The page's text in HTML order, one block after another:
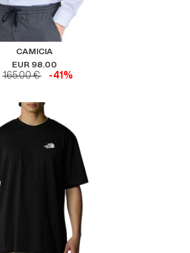
CAMICIA
EUR 98.00
165.00 € -41%